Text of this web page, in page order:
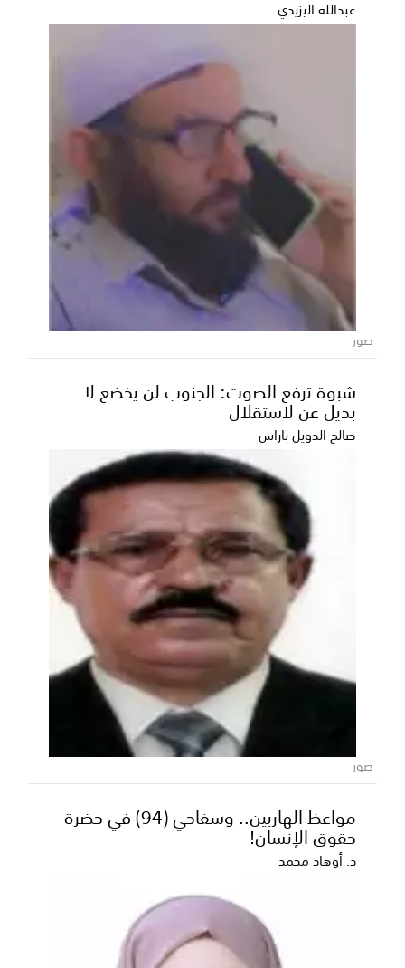
رسمياً ... حماس الجويري يتوج بطلاً للنسخة
السادسة من ملتقى الساحل رضوم شبوة
بالمديرية يتقدمهم وكيل وزارة الثروة السمكية والري حميد
عب...
رئيس الوزراء يهنئ المنتخب الوطني بتأهله
إلى نهائيات كأس آسيا 2027 ويشيد بإرادة
الشباب اليمني
بعث رئيس مجلس الوزراء الدكتور أحمد عوض بن مبارك،
برقية تهنئة إلى بعثة المنتخب الوطني الأول لكرة القد...
عبدالله اليزيدي
صور
شبوة ترفع الصوت: الجنوب لن يخضع لا
بديل عن لاستقلال
صالح الدويل باراس
صور
مواعظ الهاربين.. وسفاحي (94) في حضرة
حقوق الإنسان!
د. أوهاد محمد